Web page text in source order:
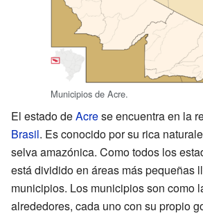
Municipios de Acre.
El estado deAcrese encuentra en la
Brasil. Es conocido por su rica
selva amazónica. Como todos los
está dividido en áreas más pequeñas
municipios. Los municipios son como
alrededores, cada uno con su propio